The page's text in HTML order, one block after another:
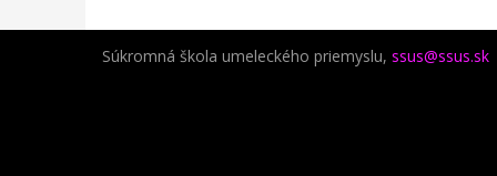
Súkromná škola umeleckého priemyslu, ssus@ssus.sk